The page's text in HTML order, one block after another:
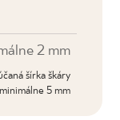
2 mm
šírka škáry
minimálne 5 mm